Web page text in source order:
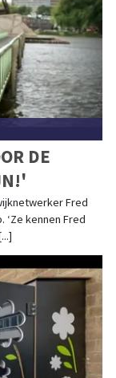
DE
Fred
‘Ze kennen Fred